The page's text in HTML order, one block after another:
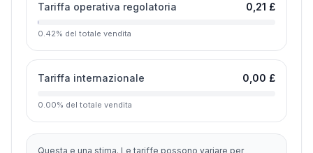
Tariffa operativa regolatoria 0,21 £
0.42% del totale vendita
Tariffa internazionale 0,00 £
0.00% del totale vendita
Questa e una stima. Le tariffe possono variare per